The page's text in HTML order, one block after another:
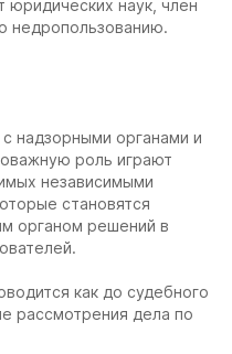
юридических наук, член
недропользованию.
надзорными органами и
роль играют
независимыми
становятся
органом решений в
как до судебного
рассмотрения дела по